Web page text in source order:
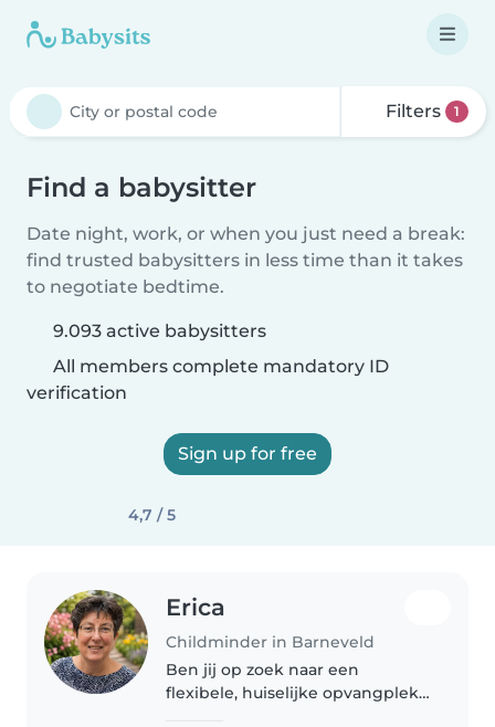
Filters 1
Find a babysitter
Date night, work, or when you just need a break:
find trusted babysitters in less time than it takes
to negotiate bedtime.
9.093 active babysitters
All members complete mandatory ID
verification
Sign up for free
4,7 / 5
Erica
Childminder in Barneveld
Ben jij op zoek naar een
flexibele, huiselijke opvangplek